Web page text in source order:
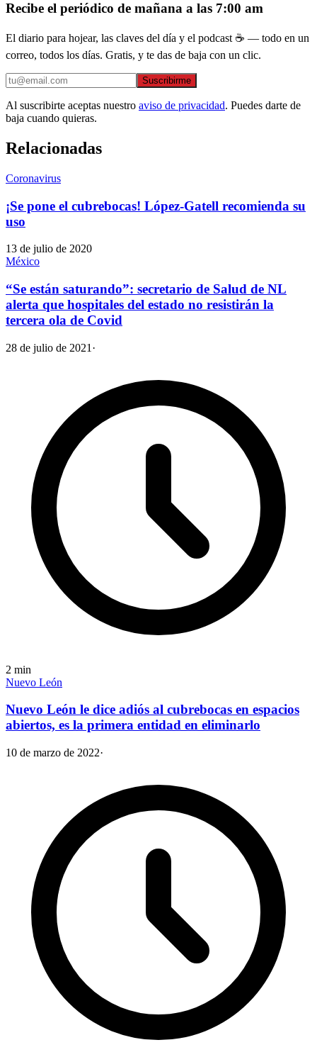
Recibe el periódico de mañana a las 7:00 am
El diario para hojear, las claves del día y el podcast ☕ — todo en un
correo, todos los días. Gratis, y te das de baja con un clic.
Suscribirme
Al suscribirte aceptas nuestro aviso de privacidad. Puedes darte de
baja cuando quieras.
Relacionadas
Coronavirus
¡Se pone el cubrebocas! López-Gatell recomienda su
uso
13 de julio de 2020
México
“Se están saturando”: secretario de Salud de NL
alerta que hospitales del estado no resistirán la
tercera ola de Covid
28 de julio de 2021 ·
2 min
Nuevo León
Nuevo León le dice adiós al cubrebocas en espacios
abiertos, es la primera entidad en eliminarlo
10 de marzo de 2022·